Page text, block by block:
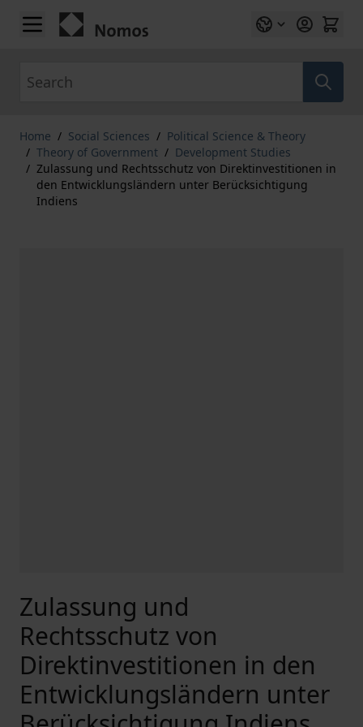
Skip to Content
Home / Social Sciences / Political Science & Theory
/ Theory of Government / Development Studies
/ Zulassung und Rechtsschutz von Direktinvestitionen in
den Entwicklungsländern unter Berücksichtigung
Indiens
Zulassung und
Rechtsschutz von
Direktinvestitionen in den
Entwicklungsländern unter